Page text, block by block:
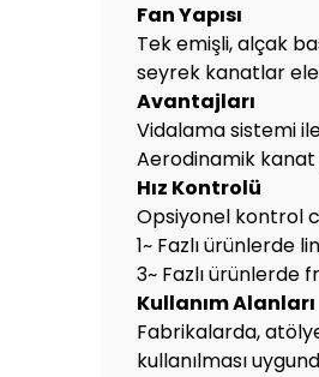
Fan Yapısı
Tek emişli, alçak
seyrek kanatlar
Avantajları
Vidalama sistemi
Aerodinamik kanat
Hız Kontrolü
Opsiyonel kontrol
1~ Fazlı ürünlerde
3~ Fazlı ürünlerde
KullanımAlanları
Fabrikalarda,
kullanılması